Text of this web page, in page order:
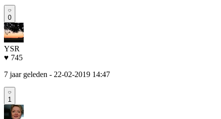
0
YSR
♥ 745
7 jaar geleden - 22-02-2019 14:47
1